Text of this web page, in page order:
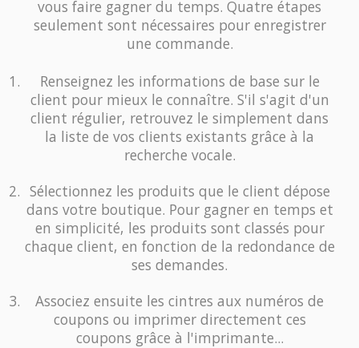
vous faire gagner du temps. Quatre étapes
seulement sont nécessaires pour enregistrer
une commande.
Renseignez les informations de base sur le
client pour mieux le connaître. S'il s'agit d'un
client régulier, retrouvez le simplement dans
la liste de vos clients existants grâce à la
recherche vocale.
Sélectionnez les produits que le client dépose
dans votre boutique. Pour gagner en temps et
en simplicité, les produits sont classés pour
chaque client, en fonction de la redondance de
ses demandes.
Associez ensuite les cintres aux numéros de
coupons ou imprimer directement ces
coupons grâce à l'imprimante...